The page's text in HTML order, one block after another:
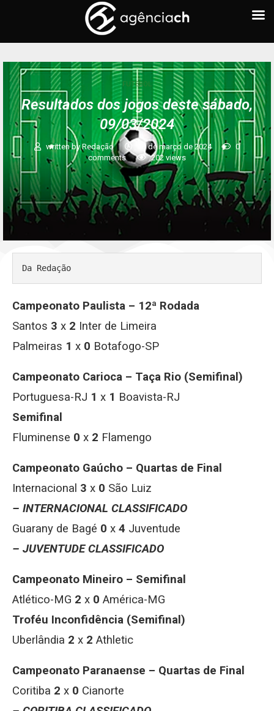
FUTEBOL
Resultados dos jogos deste sábado,
09/03/2024
written byRedação 10 de março de 2024
0
comments
202 views
Da Redação
Campeonato Paulista – 12ª Rodada
Santos 3 x 2 Inter de Limeira
Palmeiras 1 x 0 Botafogo-SP
Campeonato Carioca – Taça Rio (Semifinal)
Portuguesa-RJ 1 x 1 Boavista-RJ
Semifinal
Fluminense 0 x 2 Flamengo
Campeonato Gaúcho – Quartas de Final
Internacional 3 x 0 São Luiz
– INTERNACIONAL CLASSIFICADO
Guarany de Bagé 0 x 4 Juventude
– JUVENTUDE CLASSIFICADO
Campeonato Mineiro – Semifinal
Atlético-MG 2 x 0 América-MG
Troféu Inconfidência (Semifinal)
Uberlândia 2 x 2 Athletic
Campeonato Paranaense – Quartas de Final
Coritiba 2 x 0 Cianorte